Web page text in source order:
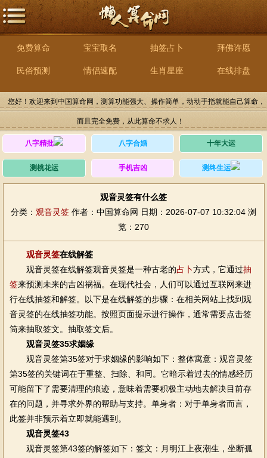
免费算命 宝宝取名 抽签占卜 拜佛许愿
民俗预测 情侣速配 生肖星座 在线排盘
您好！欢迎来到中国算命网，测算功能强大、操作简单，动动手指就能自己算命，
而且完全免费，从此算命不求人！
八字精批 八字合婚 十年大运
测桃花运 手机吉凶 测终生运
观音灵签有什么签
分类： 观音灵签 作者：中国算命网 日期：2026-07-07 10:32:04 浏
览：270
观音灵签在线解签
观音灵签在线解签观音灵签是一种古老的占卜方式，它通过抽
签来预测未来的吉凶祸福。在现代社会，人们可以通过互联网来进
行在线抽签和解签。以下是在线解签的步骤：在相关网站上找到观
音灵签的在线抽签功能。按照页面提示进行操作，通常需要点击签
筒来抽取签文。抽取签文后。
观音灵签35求姻缘
观音灵签第35签对于求姻缘的影响如下：整体寓意：观音灵签
第35签的关键词在于重整、扫除、和同。它暗示着过去的情感经历
可能留下了需要清理的痕迹，意味着需要积极主动地去解决目前存
在的问题，并寻求外界的帮助与支持。单身者：对于单身者而言，
此签并非预示着立即就能遇到。
观音灵签43
观音灵签第43签的解签如下：签文：月明江上夜潮生，坐断孤